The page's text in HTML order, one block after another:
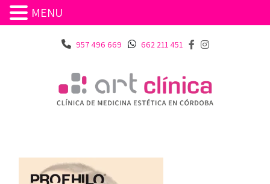
957 496 669 662 211 451
MENU